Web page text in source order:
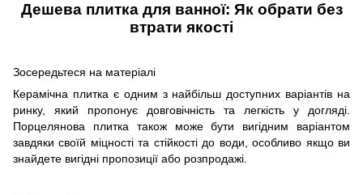
Дешева плитка для ванної: Як обрати без
втрати якості
Зосередьтеся на матеріалі
Керамічна плитка є одним з найбільш доступних варіантів на
ринку, який пропонує довговічність та легкість у догляді.
Порцелянова плитка також може бути вигідним варіантом
завдяки своїй міцності та стійкості до води, особливо якщо ви
знайдете вигідні пропозиції або розпродажі.